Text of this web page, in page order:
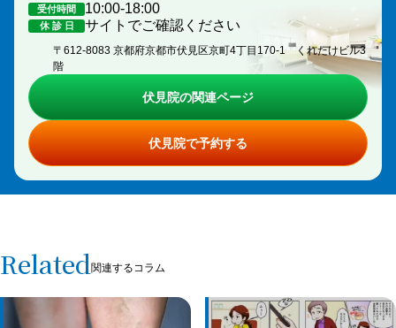
受付時間 10:00-18:00
休 診 日 サイトでご確認ください
〒612-8083 京都府京都市伏見区京町4丁目170-1 くれたけビル3
階
伏見院の関連ページ
伏見院で予約する
関連するコラム
Related